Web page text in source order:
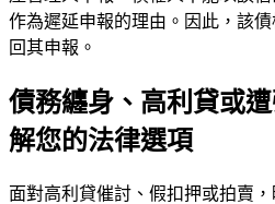
作為遲延申報的理由。因此，該
回其申報。
債務纏身、高利貸或
解您的法律選項
面對高利貸催討、假扣押或拍賣，